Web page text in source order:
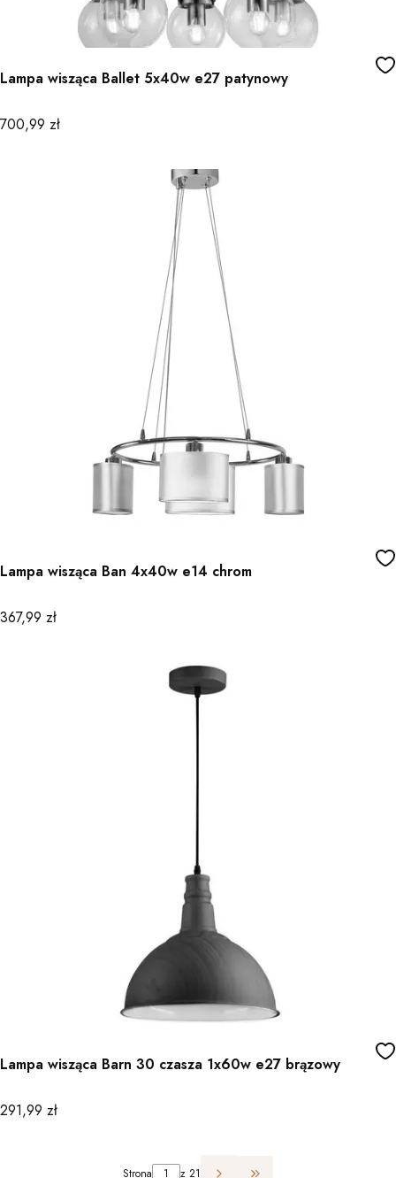
Lampa wisząca Ballet 5x40w e27 patynowy
Cena
700,99 zł
Lampa wisząca Ban 4x40w e14 chrom
Cena
367,99 zł
Lampa wisząca Barn 30 czasza 1x60w e27 brązowy
Cena
291,99 zł
Strona z 21